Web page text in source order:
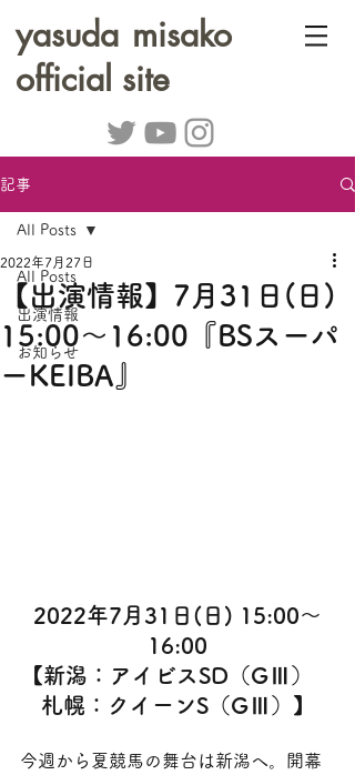
yasuda misako
official site
記事
All Posts
出演情報
お知らせ
All Posts
【出演情報】7月31日(日)
15:00～16:00『BSスーパ
ーKEIBA』
2022年7月27日
2022年7月31日(日) 15:00～
16:00
【新潟：アイビスSD（GⅢ）
札幌：クイーンS（GⅢ）】
今週から夏競馬の舞台は新潟へ。開幕